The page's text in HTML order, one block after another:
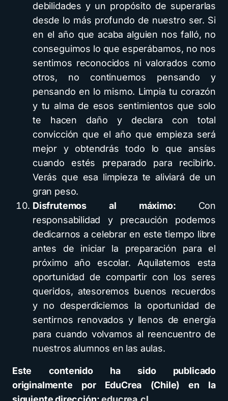
debilidades y un propósito de superarlas
desde lo más profundo de nuestro ser. Si
en el año que acaba alguien nos falló, no
conseguimos lo que esperábamos, no nos
sentimos reconocidos ni valorados como
otros, no continuemos pensando y
pensando en lo mismo. Limpia tu corazón
y tu alma de esos sentimientos que solo
te hacen daño y declara con total
convicción que el año que empieza será
mejor y obtendrás todo lo que ansías
cuando estés preparado para recibirlo.
Verás que esa limpieza te aliviará de un
gran peso.
Disfrutemos al máximo: Con
responsabilidad y precaución podemos
dedicarnos a celebrar en este tiempo libre
antes de iniciar la preparación para el
próximo año escolar. Aquilatemos esta
oportunidad de compartir con los seres
queridos, atesoremos buenos recuerdos
y no desperdiciemos la oportunidad de
sentirnos renovados y llenos de energía
para cuando volvamos al reencuentro de
nuestros alumnos en las aulas.
Este contenido ha sido publicado
originalmente por EduCrea (Chile) en la